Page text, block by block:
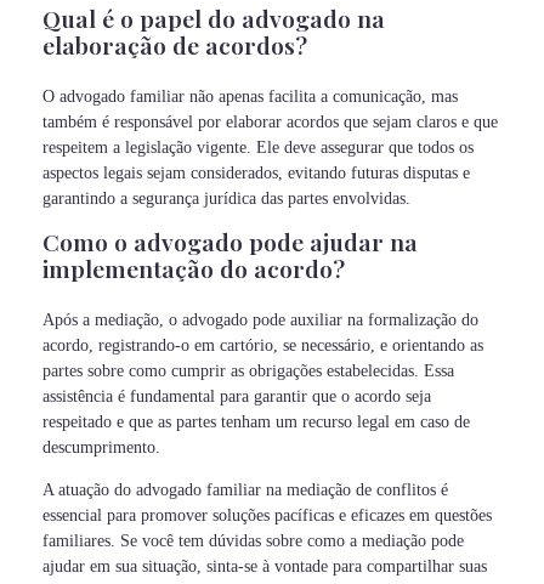
Qual é o papel do advogado na
elaboração de acordos?
O advogado familiar não apenas facilita a comunicação, mas
também é responsável por elaborar acordos que sejam claros e que
respeitem a legislação vigente. Ele deve assegurar que todos os
aspectos legais sejam considerados, evitando futuras disputas e
garantindo a segurança jurídica das partes envolvidas.
Como o advogado pode ajudar na
implementação do acordo?
Após a mediação, o advogado pode auxiliar na formalização do
acordo, registrando-o em cartório, se necessário, e orientando as
partes sobre como cumprir as obrigações estabelecidas. Essa
assistência é fundamental para garantir que o acordo seja
respeitado e que as partes tenham um recurso legal em caso de
descumprimento.
A atuação do advogado familiar na mediação de conflitos é
essencial para promover soluções pacíficas e eficazes em questões
familiares. Se você tem dúvidas sobre como a mediação pode
ajudar em sua situação, sinta-se à vontade para compartilhar suas